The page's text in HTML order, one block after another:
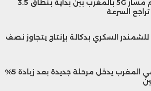
تقرير Ookla يقيّم مسار 5G بالمغرب بين بداية بنطاق 3.5
السرعة
السكري بدكالة بإنتاج يتجاوز نصف
تأمين السيارات في المغرب يدخل مرحلة جديدة بعد زيادة 5%